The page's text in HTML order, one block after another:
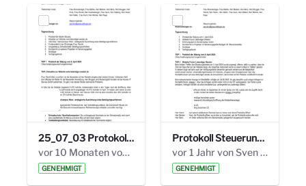
25_07_03 Protokoll Steuerungskreis.pdf
vor 10 Monaten von Alexander Orlowski
GENEHMIGT
Protokoll Steuerungskreis_06.02.2025 .pdf
vor 1 Jahr von Sven Hitzler
GENEHMIGT